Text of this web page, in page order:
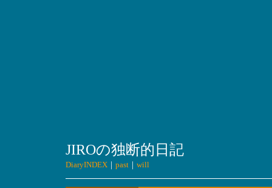
JIROの独断的日記
DiaryINDEX｜ past｜ will